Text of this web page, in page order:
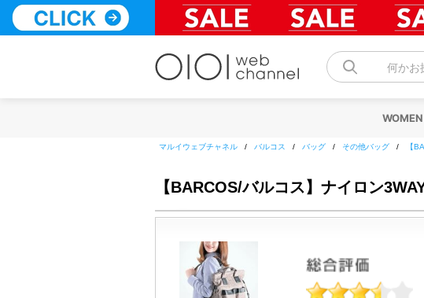
テ
何かお
WOMEN
マルイウェブチャネル / バルコス / バッグ / その他バッグ / 【
【BARCOS/バルコス】ナイロン